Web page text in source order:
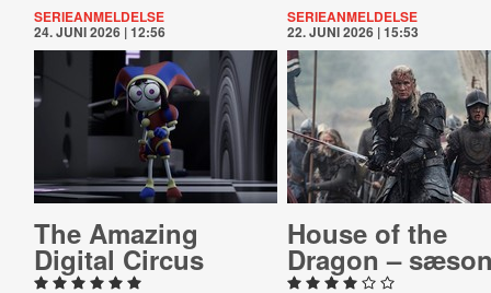
SERIEANMELDELSE
24. JUNI 2026 | 12:56
The Amazing
Digital Circus
SERIEANMELDELSE
22. JUNI 2026 | 15:53
House of the
Dragon –